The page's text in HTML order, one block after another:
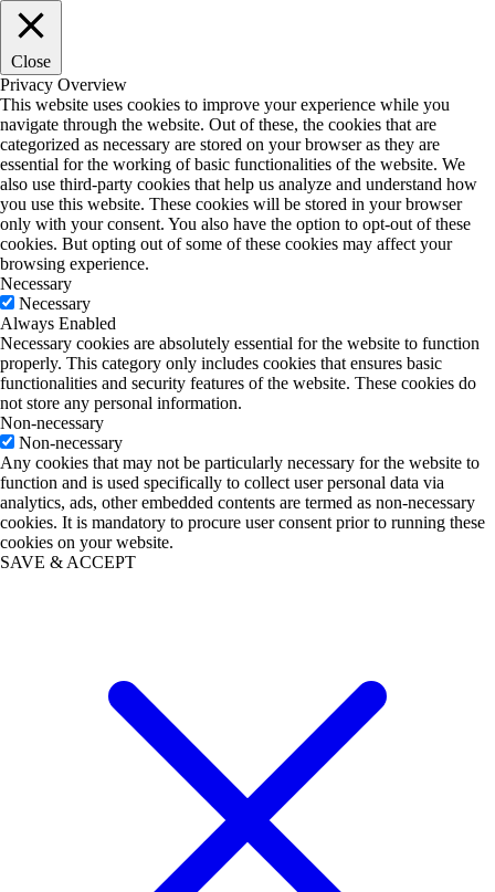
Close
Privacy Overview
This website uses cookies to improve your experience while you
navigate through the website. Out of these, the cookies that are
categorized as necessary are stored on your browser as they are
essential for the working of basic functionalities of the website. We
also use third-party cookies that help us analyze and understand how
you use this website. These cookies will be stored in your browser
only with your consent. You also have the option to opt-out of these
cookies. But opting out of some of these cookies may affect your
browsing experience.
Necessary
Necessary
Always Enabled
Necessary cookies are absolutely essential for the website to function
properly. This category only includes cookies that ensures basic
functionalities and security features of the website. These cookies do
not store any personal information.
Non-necessary
Non-necessary
Any cookies that may not be particularly necessary for the website to
function and is used specifically to collect user personal data via
analytics, ads, other embedded contents are termed as non-necessary
cookies. It is mandatory to procure user consent prior to running these
cookies on your website.
SAVE & ACCEPT